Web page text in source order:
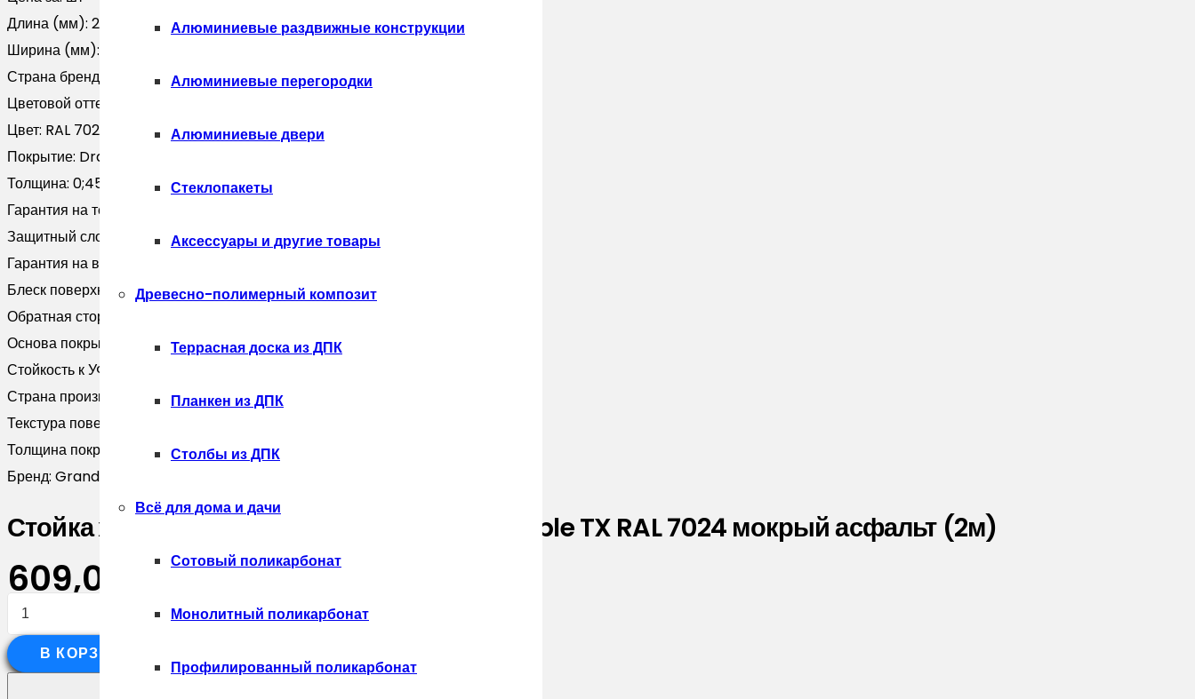
Алюминиевые раздвижные конструкции
Алюминиевые перегородки
Алюминиевые двери
Стеклопакеты
Аксессуары и другие товары
Древесно-полимерный композит
Террасная доска из ДПК
Планкен из ДПК
Столбы из ДПК
Всё для дома и дачи
Сотовый поликарбонат
Монолитный поликарбонат
Профилированный поликарбонат
Длина (мм): 2000
Ширина (мм):
Страна бренда:
Россия
Цветовой оттенок:
Цвет: RAL 7024
Покрытие: Drap-double TX
Толщина: 0;45
Гарантия на технические хара:
Защитный слой, г/м2: Zn 140
Гарантия на внешний вид:
Блеск поверхности:Матовая
Обратная сторона:
Основа покрытия:
Полиэфир
Стойкость к УФ:
Страна производитель: Россия
Текстура поверхности:
Толщина покрытия, мкм:25
Бренд: Grand Line
Стойка жалюзи Milan,Tokyo 0,45 Drap-double TX RAL 7024 мокрый асфальт (2м)
609,00 ₽
Количество
товара
СтойкаВ КОРЗИНУ